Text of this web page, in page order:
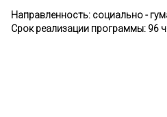
Направленность: социально -
Срок реализации программы: 96